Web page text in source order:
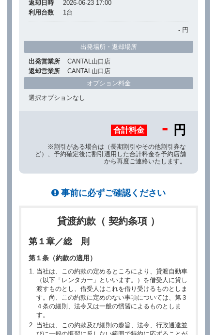
返却日時
2026-06-23 17:00
利用台数
1台
- 円
出発場所・返却場所
出発営業所
CANTAL山口店
返却営業所
CANTAL山口店
オプション料金
選択オプションなし
合計料金 - 円
※割引がある場合は（長期割引やその他割引券な
ど）、予約確定後に割引適用した合計料金を予約店舗
から再度ご連絡いたします。
事前に必ずご確認ください
貸渡約款（ 契約条項 ）
第１章／総 則
第１条（約款の適用）
当社は、この約款の定めるところにより、貸渡自動車
（以下「レンタカー」といいます。）を借受人に貸し
渡すものとし、借受人はこれを借り受けるものとしま
す。尚、この約款に定めのない事項については、第３
４条の細則、法令又は一般の慣習によるものとしま
す。
当社は、この約款及び細則の趣旨、法令、行政通達並